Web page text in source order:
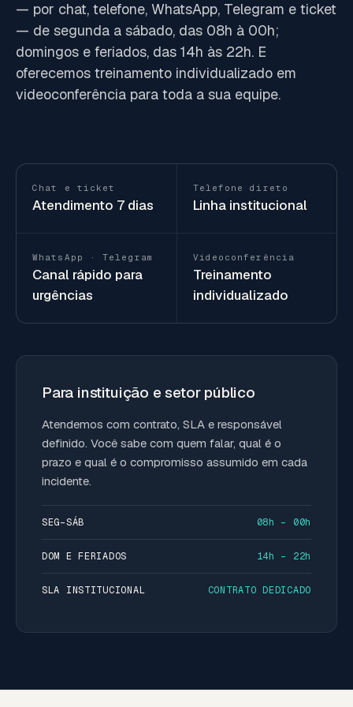
— por chat, telefone, WhatsApp, Telegram e ticket
— de segunda a sábado, das 08h à 00h;
domingos e feriados, das 14h às 22h. E
oferecemos treinamento individualizado em
videoconferência para toda a sua equipe.
Chat e ticket
Atendimento 7 dias
Telefone direto
Linha institucional
WhatsApp · Telegram
Canal rápido para
urgências
Videoconferência
Treinamento
individualizado
Para instituição e setor público
Atendemos com contrato, SLA e responsável
definido. Você sabe com quem falar, qual é o
prazo e qual é o compromisso assumido em cada
incidente.
SEG–SÁB 08h – 00h
DOM E FERIADOS 14h – 22h
SLA INSTITUCIONAL CONTRATO DEDICADO